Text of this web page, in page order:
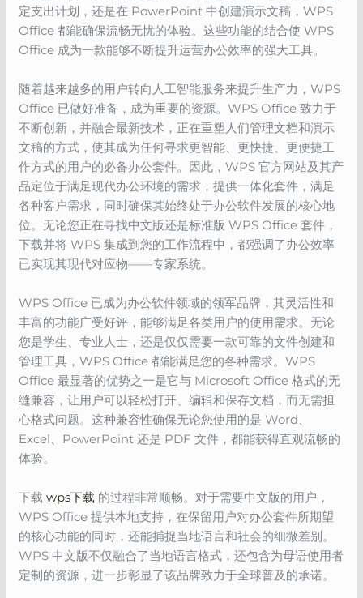
定支出计划，还是在 PowerPoint 中创建演示文稿，WPS
Office 都能确保流畅无忧的体验。这些功能的结合使 WPS
Office 成为一款能够不断提升运营办公效率的强大工具。
随着越来越多的用户转向人工智能服务来提升生产力，WPS
Office 已做好准备，成为重要的资源。WPS Office 致力于
不断创新，并融合最新技术，正在重塑人们管理文档和演示
文稿的方式，使其成为任何寻求更智能、更快捷、更便捷工
作方式的用户的必备办公套件。因此，WPS 官方网站及其产
品定位于满足现代办公环境的需求，提供一体化套件，满足
各种客户需求，同时确保其始终处于办公软件发展的核心地
位。无论您正在寻找中文版还是标准版 WPS Office 套件，
下载并将 WPS 集成到您的工作流程中，都强调了办公效率
已实现其现代对应物——专家系统。
WPS Office 已成为办公软件领域的领军品牌，其灵活性和
丰富的功能广受好评，能够满足各类用户的使用需求。无论
您是学生、专业人士，还是仅仅需要一款可靠的文件创建和
管理工具，WPS Office 都能满足您的各种需求。WPS
Office 最显著的优势之一是它与 Microsoft Office 格式的无
缝兼容，让用户可以轻松打开、编辑和保存文档，而无需担
心格式问题。这种兼容性确保无论您使用的是 Word、
Excel、PowerPoint 还是 PDF 文件，都能获得直观流畅的
体验。
下载wps下载 的过程非常顺畅。对于需要中文版的用户，
WPS Office 提供本地支持，在保留用户对办公套件所期望
的核心功能的同时，还能捕捉当地语言和社会的细微差别。
WPS 中文版不仅融合了当地语言格式，还包含为母语使用者
定制的资源，进一步彰显了该品牌致力于全球普及的承诺。